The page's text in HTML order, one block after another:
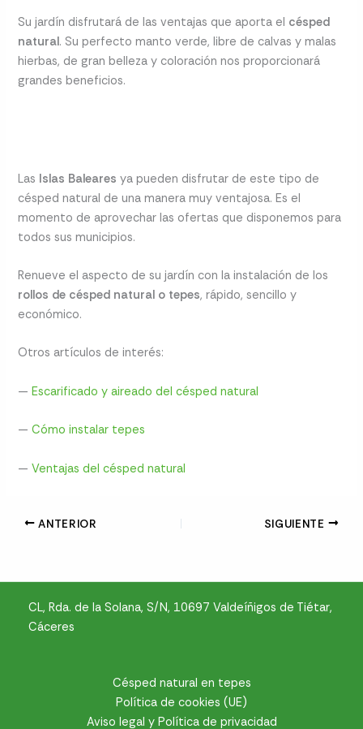
Su jardín disfrutará de las ventajas que aporta el césped
natural. Su perfecto manto verde, libre de calvas y malas
hierbas, de gran belleza y coloración nos proporcionará
grandes beneficios.
Las Islas Balearesya pueden disfrutar de este tipo de
césped natural de una manera muy ventajosa. Es el
momento de aprovechar las ofertas que disponemos para
todos sus municipios.
Renueve el aspecto de su jardín con la instalación de los
rollos de césped natural o tepes, rápido, sencillo y
económico.
Otros artículos de interés:
—Escarificado y aireado del césped natural
—Cómo instalar tepes
—Ventajas del césped natural
ANTERIOR SIGUIENTE
CL, Rda. de la Solana, S/N, 10697 Valdeíñigos de Tiétar,
Cáceres
Césped natural en tepes
Política de cookies (UE)
Aviso legal y Política de privacidad